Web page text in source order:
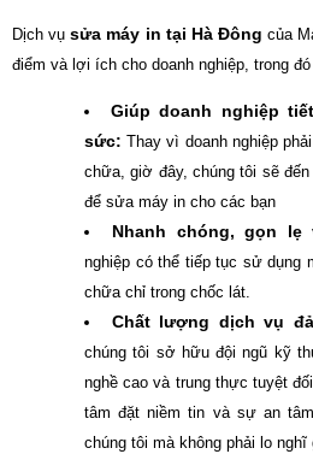
Dịch vụsửa máy in tại Hà Đông của
điểm và lợi ích cho doanh nghiệp, trong
Giúp doanh nghiệp
sức: Thay vì doanh nghiệp
chữa, giờ đây, chúng tôi sẽ
để sửa máy in cho các bạn
Nhanh chóng, gọn lẹ
nghiệp có thể tiếp tục sử dụng
chữa chỉ trong chốc lát.
Chất lượng dịch vụ
chúng tôi sở hữu đội ngũ kỹ
nghề cao và trung thực tuyệt
tâm đặt niềm tin và sự an
chúng tôi mà không phải lo nghĩ